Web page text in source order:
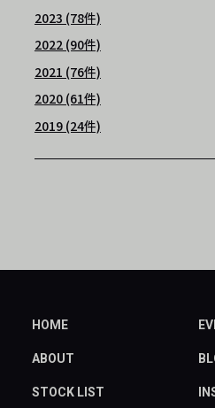
2023 (78件)
2022 (90件)
2021 (76件)
2020 (61件)
2019 (24件)
HOME
ABOUT
STOCK LIST